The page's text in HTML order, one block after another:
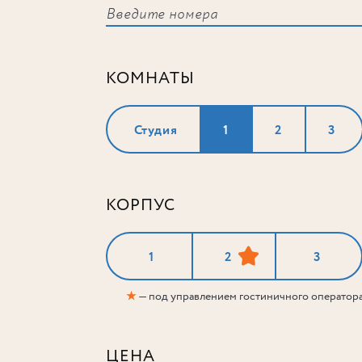
КОМНАТЫ
Студия 1 2 3
КОРПУС
1 2 3
★— под управлением гостиничного
ЦЕНА